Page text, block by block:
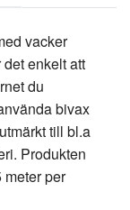
vacker
enkelt att
du
bivax
till bl.a
Produkten
meter per